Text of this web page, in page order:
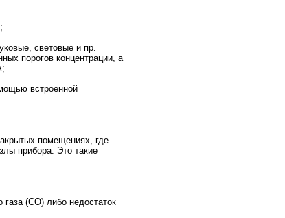
световые и пр.
порогов концентрации, а
встроенной
помещениях, где
прибора. Это такие
газа (СО) либо недостаток